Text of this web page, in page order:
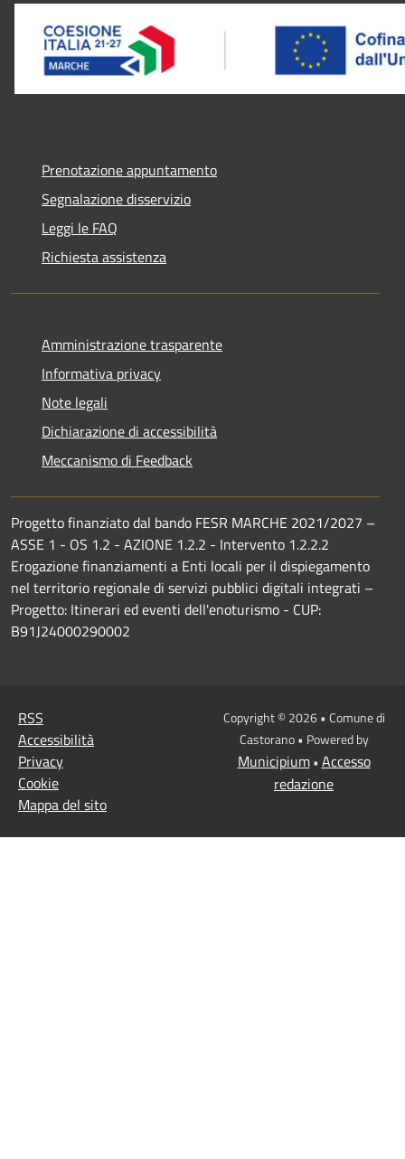
Prenotazione appuntamento
Segnalazione disservizio
Leggi le FAQ
Richiesta assistenza
Amministrazione trasparente
Informativa privacy
Note legali
Dichiarazione di accessibilità
Meccanismo di Feedback
Progetto finanziato dal bando FESR MARCHE 2021/2027 –
ASSE 1 - OS 1.2 - AZIONE 1.2.2 - Intervento 1.2.2.2
Erogazione finanziamenti a Enti locali per il dispiegamento
nel territorio regionale di servizi pubblici digitali integrati –
Progetto: Itinerari ed eventi dell'enoturismo - CUP:
B91J24000290002
RSS
Accessibilità
Privacy
Cookie
Mappa del sito
Copyright © 2026 • Comune di
Castorano • Powered by
Municipium• Accesso
redazione